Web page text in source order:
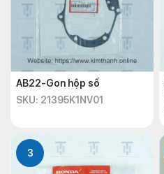
AB22-Gon hộp số
SKU: 21395K1NV01
3